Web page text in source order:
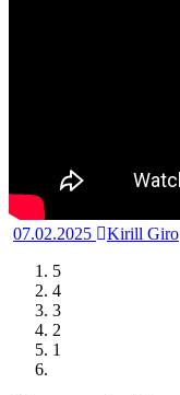
07.02.2025
Kirill Giro
5
4
3
2
1